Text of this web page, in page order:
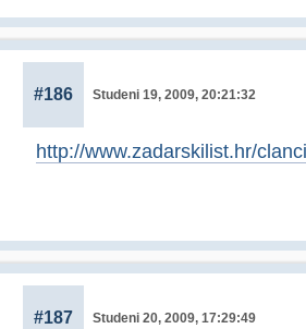
#186 Studeni 19, 2009, 20:21:32
http://www.zadarskilist.hr/
#187 Studeni 20, 2009, 17:29:49